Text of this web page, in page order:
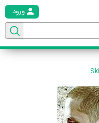
ورود